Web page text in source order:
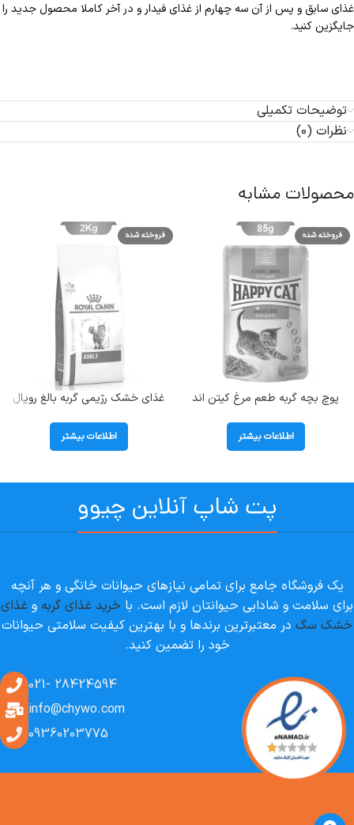
غذای سابق و پس از آن سه چهارم از غذای فیدار و در آخر کاملا محصول جدید را
جایگزین کنید.
توضیحات تکمیلی
نظرات (0)
محصولات مشابه
فروخته شده
پوچ بچه گربه طعم مرغ کیتن اند
وزن 85 گرم
اطلاعات بیشتر
فروخته شده
غذای خشک رژیمی گربه بالغ رویال
اطلاعات بیشتر
پت شاپ آنلاین چیوو
یک فروشگاه جامع برای تمامی نیازهای حیوانات خانگی و هر آنچه
برای سلامت و شادابی حیوانتان لازم است. با خرید غذای گربه و غذای
خشک سگ در معتبرترین برندها و با بهترین کیفیت سلامتی حیوانات
خود را تضمین کنید.
28424594 -021
info@chywo.com
09360203775